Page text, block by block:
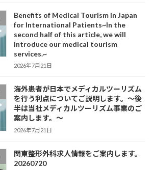
Benefits of Medical Tourism in Japan
for International Patients~In the
second half of this article, we will
introduce our medical tourism
services.~
2026年7月21日
海外患者が日本でメディカルツーリズム
を行う利点についてご説明します。～後
半は当社メディカルツーリズム事業のご
案内します。～
2026年7月21日
関東整形外科求人情報をご案内します。
20260720